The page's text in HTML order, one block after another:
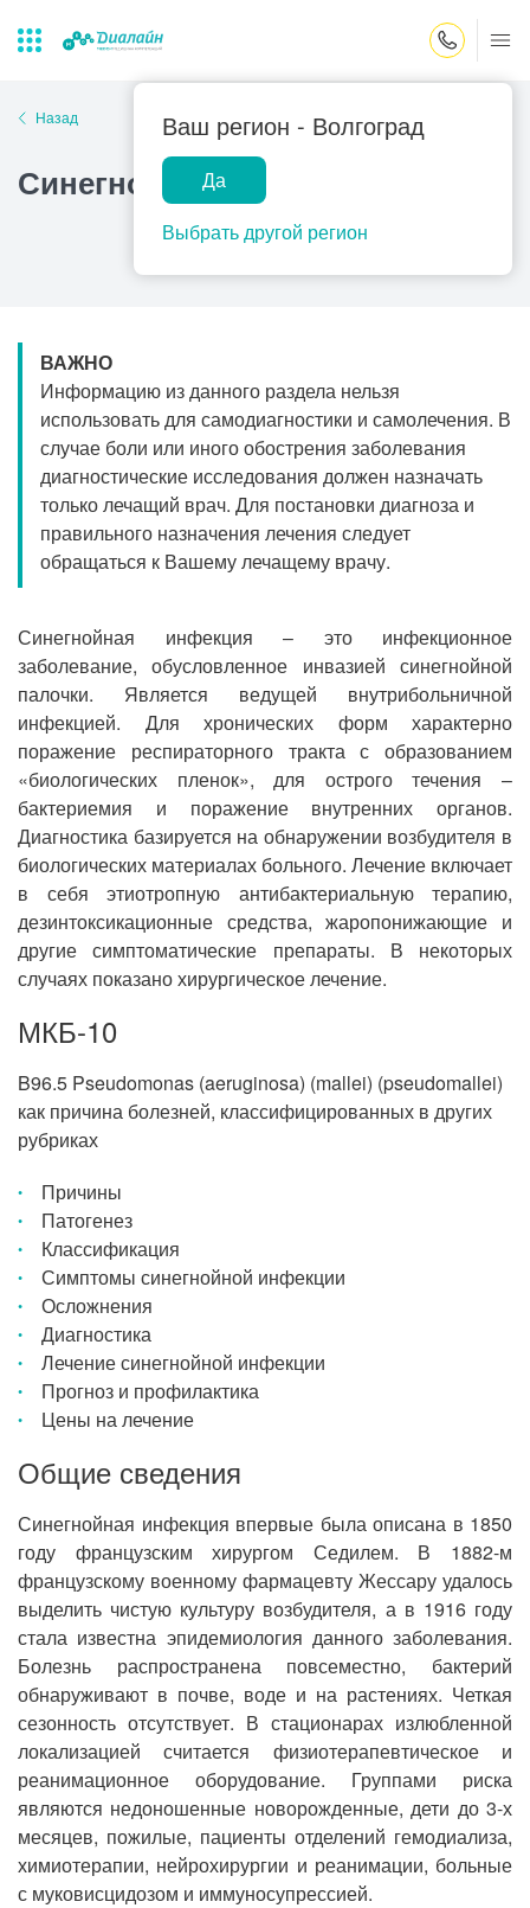
Ваш регион - Волгоград
Да
Выбрать другой регион
Лаборатории
Центр помощи
на дому
Закрыть поиск
Популярные запросы
Прием гинеколога
Прием гастроэнтеролога
Прием офтальмолога
Прием уролога
Прием хирурга
Прием кардиолога
Назад
Синегнойная инфекция
ВАЖНО
Информацию из данного раздела нельзя
использовать для самодиагностики и самолечения. В
случае боли или иного обострения заболевания
диагностические исследования должен назначать
только лечащий врач. Для постановки диагноза и
правильного назначения лечения следует
обращаться к Вашему лечащему врачу.
Синегнойная инфекция – это инфекционное
заболевание, обусловленное инвазией синегнойной
палочки. Является ведущей внутрибольничной
инфекцией. Для хронических форм характерно
поражение респираторного тракта с образованием
«биологических пленок», для острого течения –
бактериемия и поражение внутренних органов.
Диагностика базируется на обнаружении возбудителя в
биологических материалах больного. Лечение включает
в себя этиотропную антибактериальную терапию,
дезинтоксикационные средства, жаропонижающие и
другие симптоматические препараты. В некоторых
случаях показано хирургическое лечение.
МКБ-10
B96.5 Pseudomonas (aeruginosa) (mallei) (pseudomallei)
как причина болезней, классифицированных в других
рубриках
Причины
Патогенез
Классификация
Симптомы синегнойной инфекции
Осложнения
Диагностика
Лечение синегнойной инфекции
Прогноз и профилактика
Цены на лечение
Общие сведения
Синегнойная инфекция впервые была описана в 1850
году французским хирургом Седилем. В 1882-м
французскому военному фармацевту Жессару удалось
выделить чистую культуру возбудителя, а в 1916 году
стала известна эпидемиология данного заболевания.
Болезнь распространена повсеместно, бактерий
обнаруживают в почве, воде и на растениях. Четкая
сезонность отсутствует. В стационарах излюбленной
локализацией считается физиотерапевтическое и
реанимационное оборудование. Группами риска
являются недоношенные новорожденные, дети до 3-х
месяцев, пожилые, пациенты отделений гемодиализа,
химиотерапии, нейрохирургии и реанимации, больные
с муковисцидозом и иммуносупрессией.